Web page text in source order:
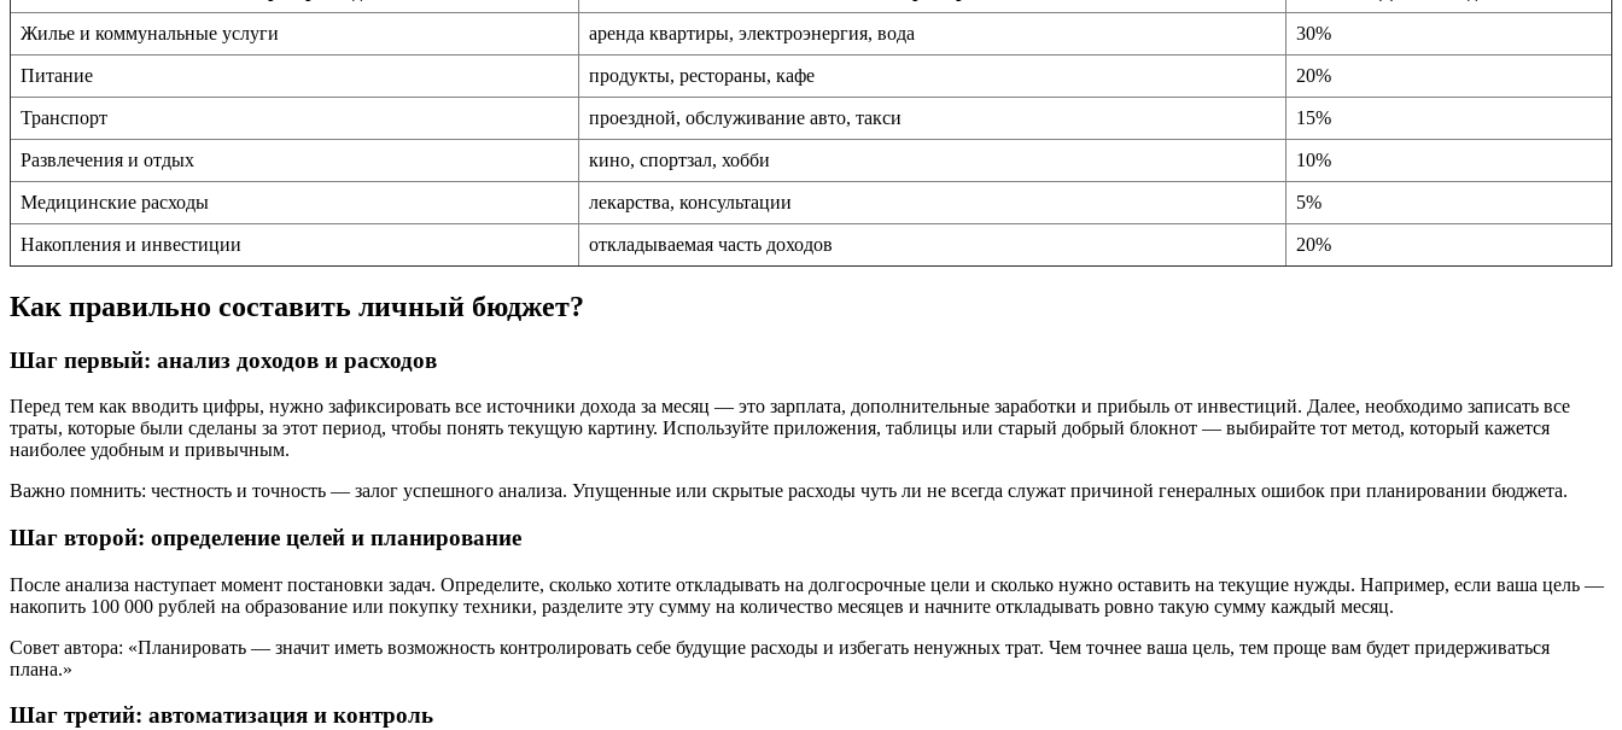
Жилье и коммунальные услуги аренда квартиры, электроэнергия, вода 30%
Питание продукты, рестораны, кафе 20%
Транспорт проездной, обслуживание авто, такси 15%
Развлечения и отдых кино, спортзал, хобби 10%
Медицинские расходы лекарства, консультации 5%
Накопления и инвестиции откладываемая часть доходов 20%
Как правильно составить личный бюджет?
Шаг первый: анализ доходов и расходов
Перед тем как вводить цифры, нужно зафиксировать все источники дохода за месяц — это зарплата, дополнительные заработки и прибыль от инвестиций. Далее, необходимо записать все
траты, которые были сделаны за этот период, чтобы понять текущую картину. Используйте приложения, таблицы или старый добрый блокнот — выбирайте тот метод, который кажется
наиболее удобным и привычным.
Важно помнить: честность и точность — залог успешного анализа. Упущенные или скрытые расходы чуть ли не всегда служат причиной генералных ошибок при планировании бюджета.
Шаг второй: определение целей и планирование
После анализа наступает момент постановки задач. Определите, сколько хотите откладывать на долгосрочные цели и сколько нужно оставить на текущие нужды. Например, если ваша цель —
накопить 100 000 рублей на образование или покупку техники, разделите эту сумму на количество месяцев и начните откладывать ровно такую сумму каждый месяц.
Совет автора: «Планировать — значит иметь возможность контролировать себе будущие расходы и избегать ненужных трат. Чем точнее ваша цель, тем проще вам будет придерживаться
плана.»
Шаг третий: автоматизация и контроль